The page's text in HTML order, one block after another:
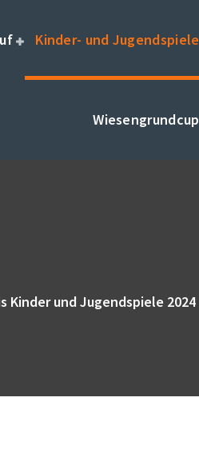
Kinder- und Jugendspiele
Wiesengrundcup
Kinder und Jugendspiele 2024